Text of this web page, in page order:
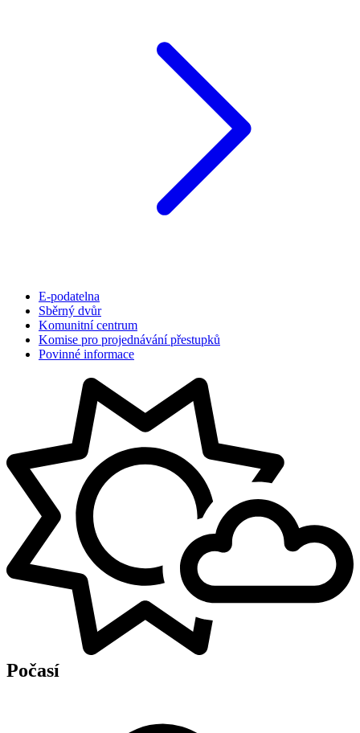
E-podatelna
Sběrný dvůr
Komunitní centrum
Komise pro projednávání přestupků
Povinné informace
Počasí